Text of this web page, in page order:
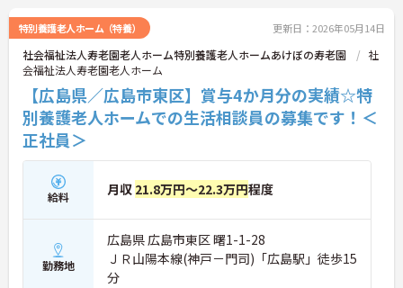
特別養護老人ホーム（特養） 更新日：2026年05月14日
社会福祉法人寿老園老人ホーム特別養護老人ホームあけぼの寿老園
社
会福祉法人寿老園老人ホーム
【広島県／広島市東区】賞与4か月分の実績☆特
別養護老人ホームでの生活相談員の募集です！＜
正社員＞
給料 月収 21.8万円～22.3万円程度
勤務地
広島県 広島市東区 曙1-1-28
ＪＲ山陽本線(神戸－門司)「広島駅」徒歩15
分